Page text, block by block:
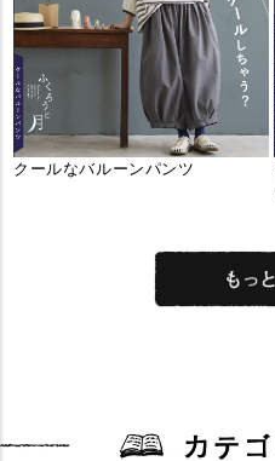
クールなバルーンパンツ